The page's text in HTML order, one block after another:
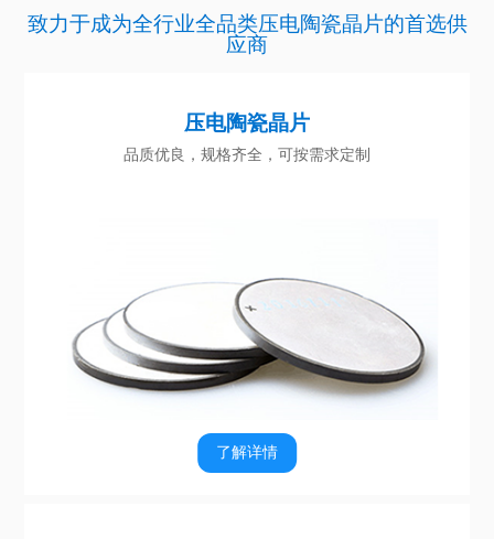
致力于成为全行业全品类压电陶瓷晶片的首选供
应商
压电陶瓷晶片
品质优良，规格齐全，可按需求定制
了解详情